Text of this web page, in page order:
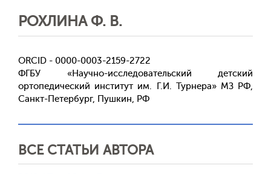
РОХЛИНА Ф. В.
ORCID - 0000-0003-2159-2722
ФГБУ «Научно-исследовательский детский
ортопедический институт им. Г.И. Турнера» МЗ РФ,
Санкт-Петербург, Пушкин, РФ
ВСЕ СТАТЬИ АВТОРА